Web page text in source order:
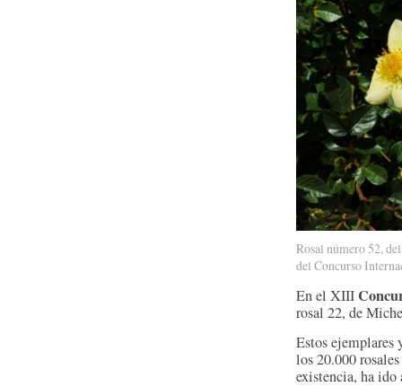
Rosal número 52,
del Concurso
En el XIII
rosal 22, de
Estos ejemplares
los 20.000
existencia, ha ido